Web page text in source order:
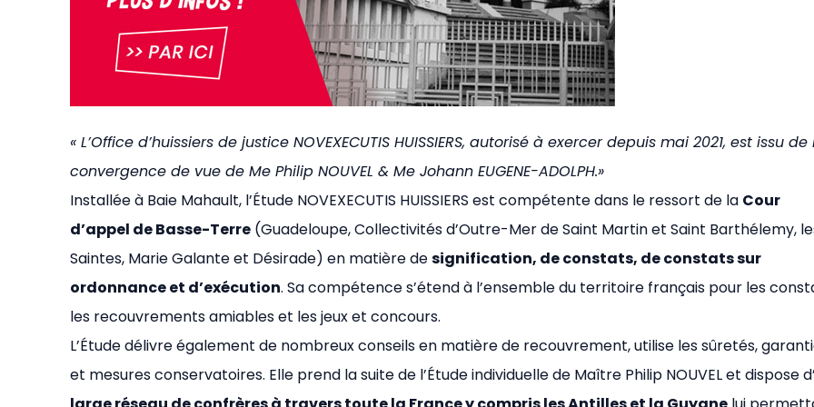
« L’Office d’huissiers de justice NOVEXECUTIS HUISSIERS, autorisé à exercer depuis mai 2021, est issu de
convergence de vue de Me Philip NOUVEL & Me Johann EUGENE-ADOLPH.»
Installée à Baie Mahault, l’Étude NOVEXECUTIS HUISSIERS est compétente dans le ressort de la Cour
d’appel de Basse-Terre (Guadeloupe, Collectivités d’Outre-Mer de Saint Martin et Saint Barthélemy,
Saintes, Marie Galante et Désirade) en matière designification, de constats, de constats sur
ordonnance et d’exécution. Sa compétence s’étend à l’ensemble du territoire français pour les
les recouvrements amiables et les jeux et concours.
L’Étude délivre également de nombreux conseils en matière de recouvrement, utilise les sûretés,
et mesures conservatoires. Elle prend la suite de l’Étude individuelle de Maître Philip NOUVEL et dispose